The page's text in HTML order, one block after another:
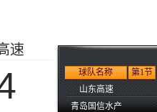
速
球队名称
第1节
山东高速
青岛国信水产